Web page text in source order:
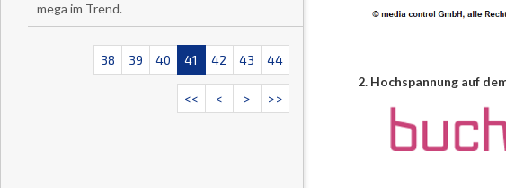
mega im Trend.
38 39 40 41 42 43 44
<< < > >>
2. Hochspannung auf